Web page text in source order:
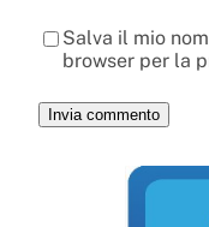
Salva il mio
browser per la